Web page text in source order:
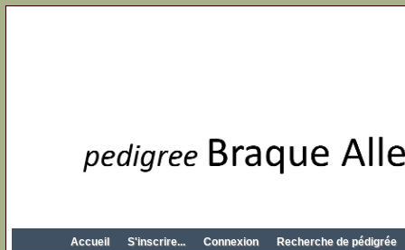
Accueil S'inscrire... Connexion Recherche de pédigrée